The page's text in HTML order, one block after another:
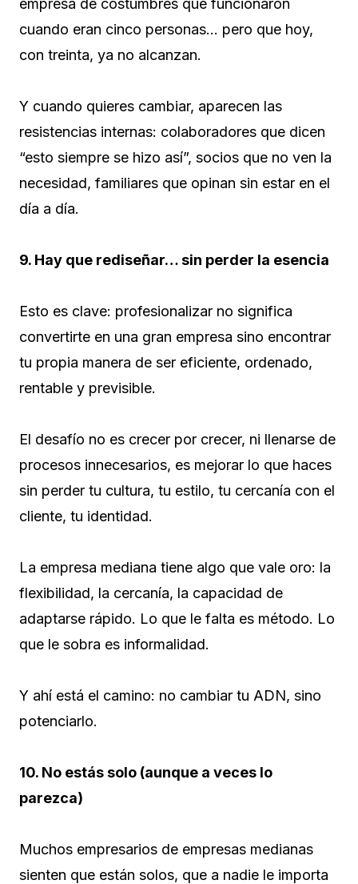
empresa de costumbres que funcionaron
cuando eran cinco personas… pero que hoy,
con treinta, ya no alcanzan.
Y cuando quieres cambiar, aparecen las
resistencias internas: colaboradores que dicen
“esto siempre se hizo así”, socios que no ven la
necesidad, familiares que opinan sin estar en el
día a día.
9. Hay que rediseñar… sin perder la esencia
Esto es clave: profesionalizar no significa
convertirte en una gran empresa sino encontrar
tu propia manera de ser eficiente, ordenado,
rentable y previsible.
El desafío no es crecer por crecer, ni llenarse de
procesos innecesarios, es mejorar lo que haces
sin perder tu cultura, tu estilo, tu cercanía con el
cliente, tu identidad.
La empresa mediana tiene algo que vale oro: la
flexibilidad, la cercanía, la capacidad de
adaptarse rápido. Lo que le falta es método. Lo
que le sobra es informalidad.
Y ahí está el camino: no cambiar tu ADN, sino
potenciarlo.
10. No estás solo (aunque a veces lo
parezca)
Muchos empresarios de empresas medianas
sienten que están solos, que a nadie le importa